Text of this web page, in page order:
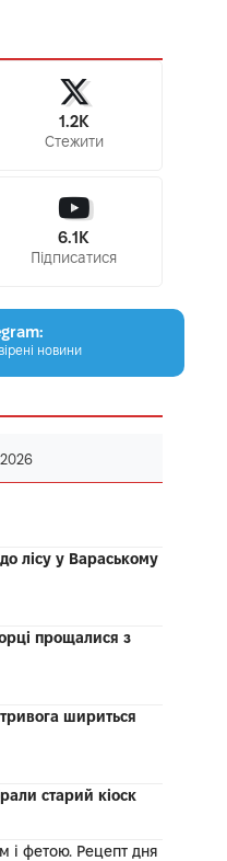
1.2K
Стежити
6.1K
Підписатися
новини
лісу у Вараському
прощалися з
шириться
старий кіоск
і фетою. Рецепт дня